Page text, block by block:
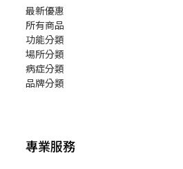
最新優惠
所有商品
功能分類
場所分類
病症分類
品牌分類
專業服務